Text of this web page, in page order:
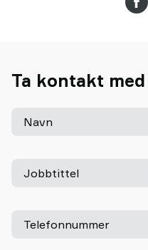
Ta kontakt med
Navn
Jobbtittel
Telefonnummer